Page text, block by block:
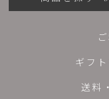
ギフ
送料